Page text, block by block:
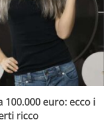
100.000 euro: ecco i
ricco